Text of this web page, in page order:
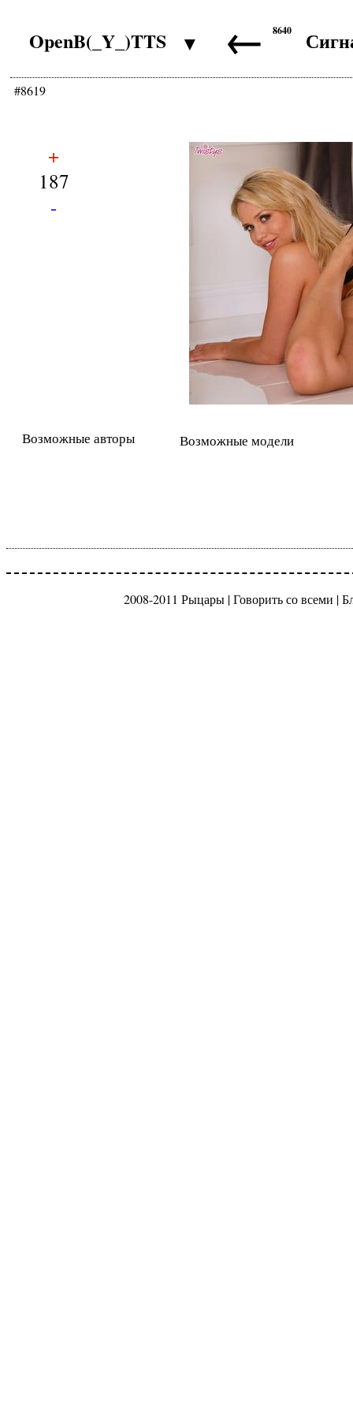
OpenB(_Y_)TTS ▼ ← 8640
#8619
+
187
-
Возможные авторы Возможные модели
2008-2011 Рыцары |Говорить со всеми |